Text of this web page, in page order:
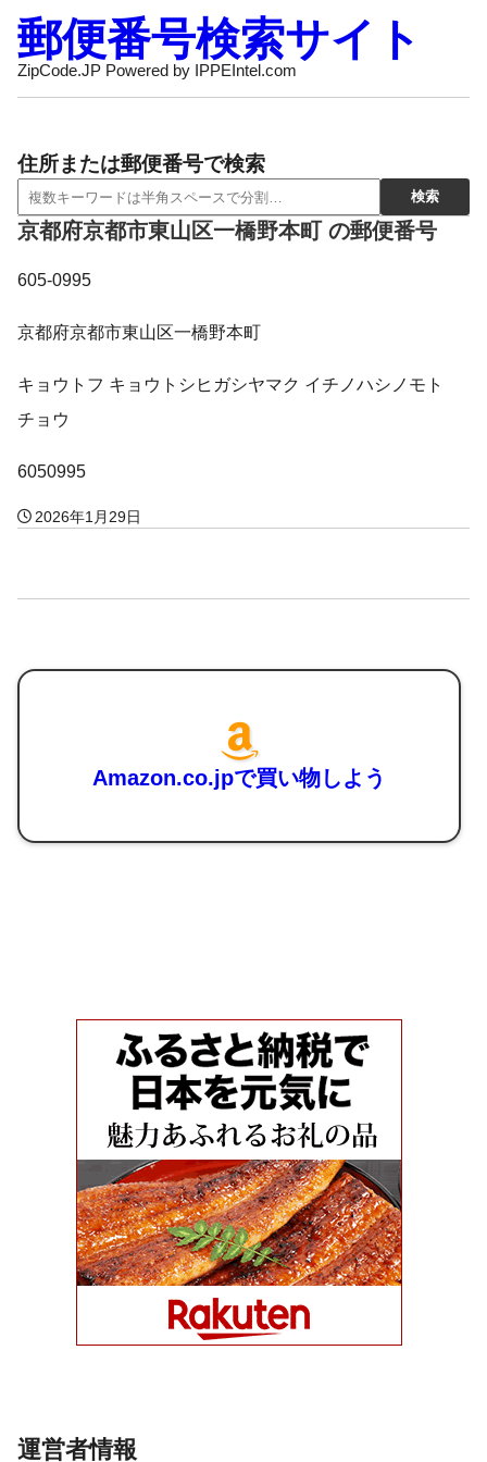
郵便番号検索サイト
ZipCode.JP Powered by IPPEIntel.com
住所または郵便番号で検索
京都府京都市東山区一橋野本町 の郵便番号
605-0995
京都府京都市東山区一橋野本町
キョウトフ キョウトシヒガシヤマク イチノハシノモト
チョウ
6050995
2026年1月29日
Amazon.co.jpで買い物しよう
運営者情報